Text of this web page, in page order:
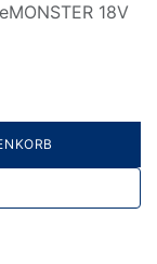
18V